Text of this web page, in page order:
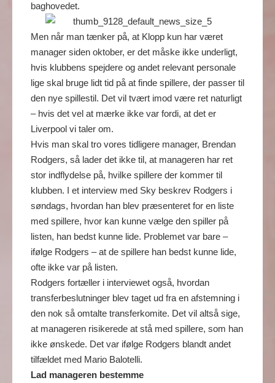
baghovedet.
Men når man tænker på, at Klopp kun har været
manager siden oktober, er det måske ikke underligt,
hvis klubbens spejdere og andet relevant personale
lige skal bruge lidt tid på at finde spillere, der passer til
den nye spillestil. Det vil tvært imod være ret naturligt
– hvis det vel at mærke ikke var fordi, at det er
Liverpool vi taler om.
Hvis man skal tro vores tidligere manager, Brendan
Rodgers, så lader det ikke til, at manageren har ret
stor indflydelse på, hvilke spillere der kommer til
klubben. I et interview med Sky beskrev Rodgers i
søndags, hvordan han blev præsenteret for en liste
med spillere, hvor kan kunne vælge den spiller på
listen, han bedst kunne lide. Problemet var bare –
ifølge Rodgers – at de spillere han bedst kunne lide,
ofte ikke var på listen.
Rodgers fortæller i interviewet også, hvordan
transferbeslutninger blev taget ud fra en afstemning i
den nok så omtalte transferkomite. Det vil altså sige,
at manageren risikerede at stå med spillere, som han
ikke ønskede. Det var ifølge Rodgers blandt andet
tilfældet med Mario Balotelli.
Lad manageren bestemme